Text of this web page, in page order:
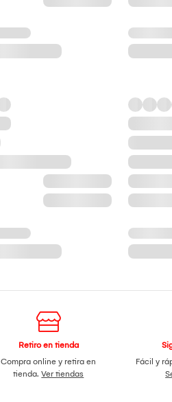
Retiro en tienda
Compra online y retira en
tienda.Ver tiendas
Fácil y